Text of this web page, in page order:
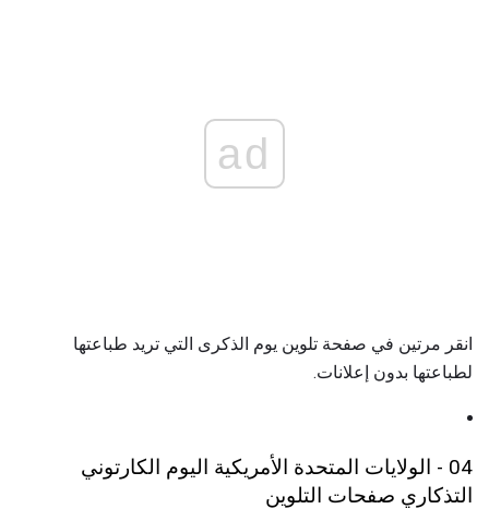
ad
انقر مرتين في صفحة تلوين يوم الذكرى التي تريد طباعتها
لطباعتها بدون إعلانات.
04 - الولايات المتحدة الأمريكية اليوم الكارتوني
التذكاري صفحات التلوين